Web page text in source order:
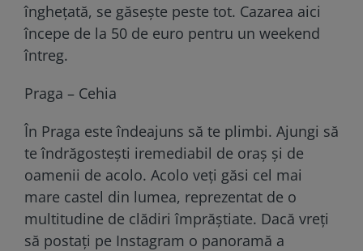
înghețată, se găsește peste tot. Cazarea aici
începe de la 50 de euro pentru un weekend
întreg.
Praga – Cehia
În Praga este îndeajuns să te plimbi. Ajungi să
te îndrăgostești iremediabil de oraș și de
oamenii de acolo. Acolo veți găsi cel mai
mare castel din lumea, reprezentat de o
multitudine de clădiri împrăștiate. Dacă vreți
să postați pe Instagram o panoramă a